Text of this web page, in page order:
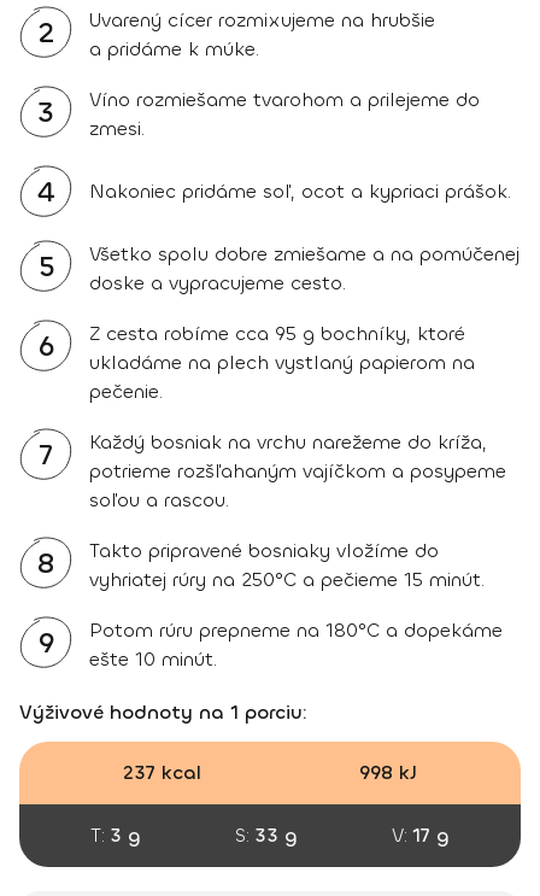
2
Uvarený cícer rozmixujeme na hrubšie
a pridáme k múke.
3
Víno rozmiešame tvarohom a prilejeme do
zmesi.
4 Nakoniec pridáme soľ, ocot a kypriaci prášok.
5
Všetko spolu dobre zmiešame a na pomúčenej
doske a vypracujeme cesto.
6
Z cesta robíme cca 95 g bochníky, ktoré
ukladáme na plech vystlaný papierom na
pečenie.
7
Každý bosniak na vrchu narežeme do kríža,
potrieme rozšľahaným vajíčkom a posypeme
soľou a rascou.
8
Takto pripravené bosniaky vložíme do
vyhriatej rúry na 250°C a pečieme 15 minút.
9
Potom rúru prepneme na 180°C a dopekáme
ešte 10 minút.
Výživové hodnoty na 1 porciu:
237 kcal 998 kJ
T: 3 g S: 33 g V: 17 g